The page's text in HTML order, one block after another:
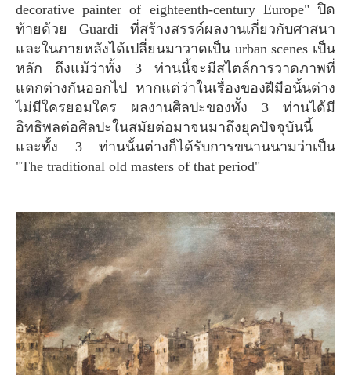
decorative painter of eighteenth-century Europe" ปิด
ท้ายด้วย Guardi ที่สร้างสรรค์ผลงานเกี่ยวกับศาสนา
และในภายหลังได้เปลี่ยนมาวาดเป็น urban scenes เป็น
หลัก ถึงแม้ว่าทั้ง 3 ท่านนี้จะมีสไตล์การวาดภาพที่
แตกต่างกันออกไป หากแต่ว่าในเรื่องของฝีมือนั้นต่าง
ไม่มีใครยอมใคร ผลงานศิลปะของทั้ง 3 ท่านได้มี
อิทธิพลต่อศิลปะในสมัยต่อมาจนมาถึงยุคปัจจุบันนี้
และทั้ง 3 ท่านนั้นต่างก็ได้รับการขนานนามว่าเป็น
"The traditional old masters of that period"